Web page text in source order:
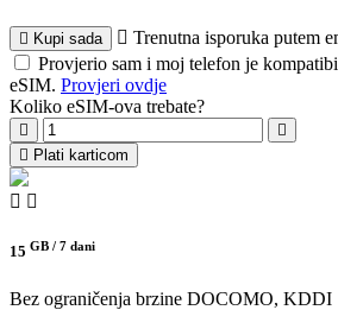
Kupi sada
Trenutna isporuka putem
Provjerio sam i moj telefon je
eSIM. Provjeri ovdje
Koliko eSIM-ova trebate?
Plati karticom
15 GB / 7 dani
Bez ograničenja brzine DOCOMO, KDDI